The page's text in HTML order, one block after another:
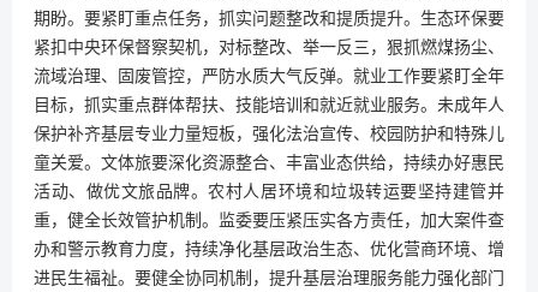
期盼。要紧盯重点任务，抓实问题整改和提质提升。生态环保要
紧扣中央环保督察契机，对标整改、举一反三，狠抓燃煤扬尘、
流域治理、固废管控，严防水质大气反弹。就业工作要紧盯全年
目标，抓实重点群体帮扶、技能培训和就近就业服务。未成年人
保护补齐基层专业力量短板，强化法治宣传、校园防护和特殊儿
童关爱。文体旅要深化资源整合、丰富业态供给，持续办好惠民
活动、做优文旅品牌。农村人居环境和垃圾转运要坚持建管并
重，健全长效管护机制。监委要压紧压实各方责任，加大案件查
办和警示教育力度，持续净化基层政治生态、优化营商环境、增
进民生福祉。要健全协同机制，提升基层治理服务能力强化部门